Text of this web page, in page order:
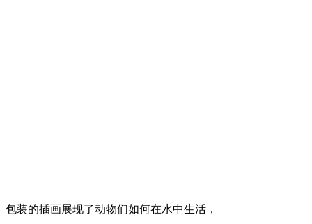
包装的插画展现了动物们如何在水中生活，